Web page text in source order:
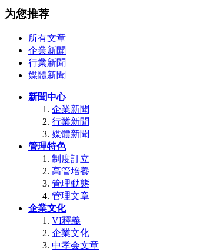
为您推荐
所有文章
企業新聞
行業新聞
媒體新聞
新聞中心
企業新聞
行業新聞
媒體新聞
管理特色
制度訂立
高管培養
管理動態
管理文章
企業文化
VI釋義
企業文化
中孝会文章